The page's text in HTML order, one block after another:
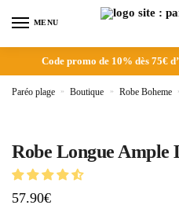
MENU
Code promo de 10% dès 75€
Paréo plage » Boutique » Robe Boheme
Robe Longue Ample
57.90€